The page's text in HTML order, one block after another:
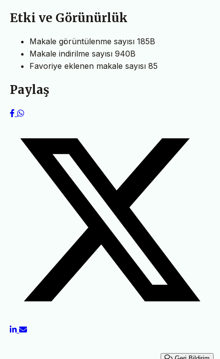
Etki ve Görünürlük
Makale görüntülenme sayısı 185B
Makale indirilme sayısı 940B
Favoriye eklenen makale sayısı 85
Paylaş